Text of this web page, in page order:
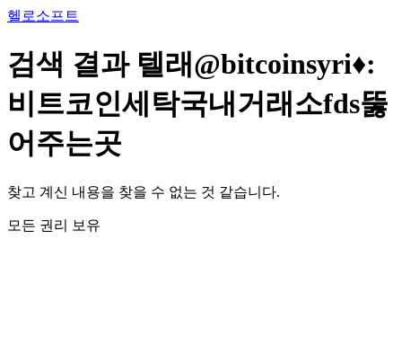
콘
츠
로
건
너
기
헬로소프트
검색 결과 텔래@bitcoinsyri♦:
비트코인세탁국내거래소fds뚫
어주는곳
찾고 계신 내용을 찾을 수 없는 것 같습니다.
모든 권리 보유